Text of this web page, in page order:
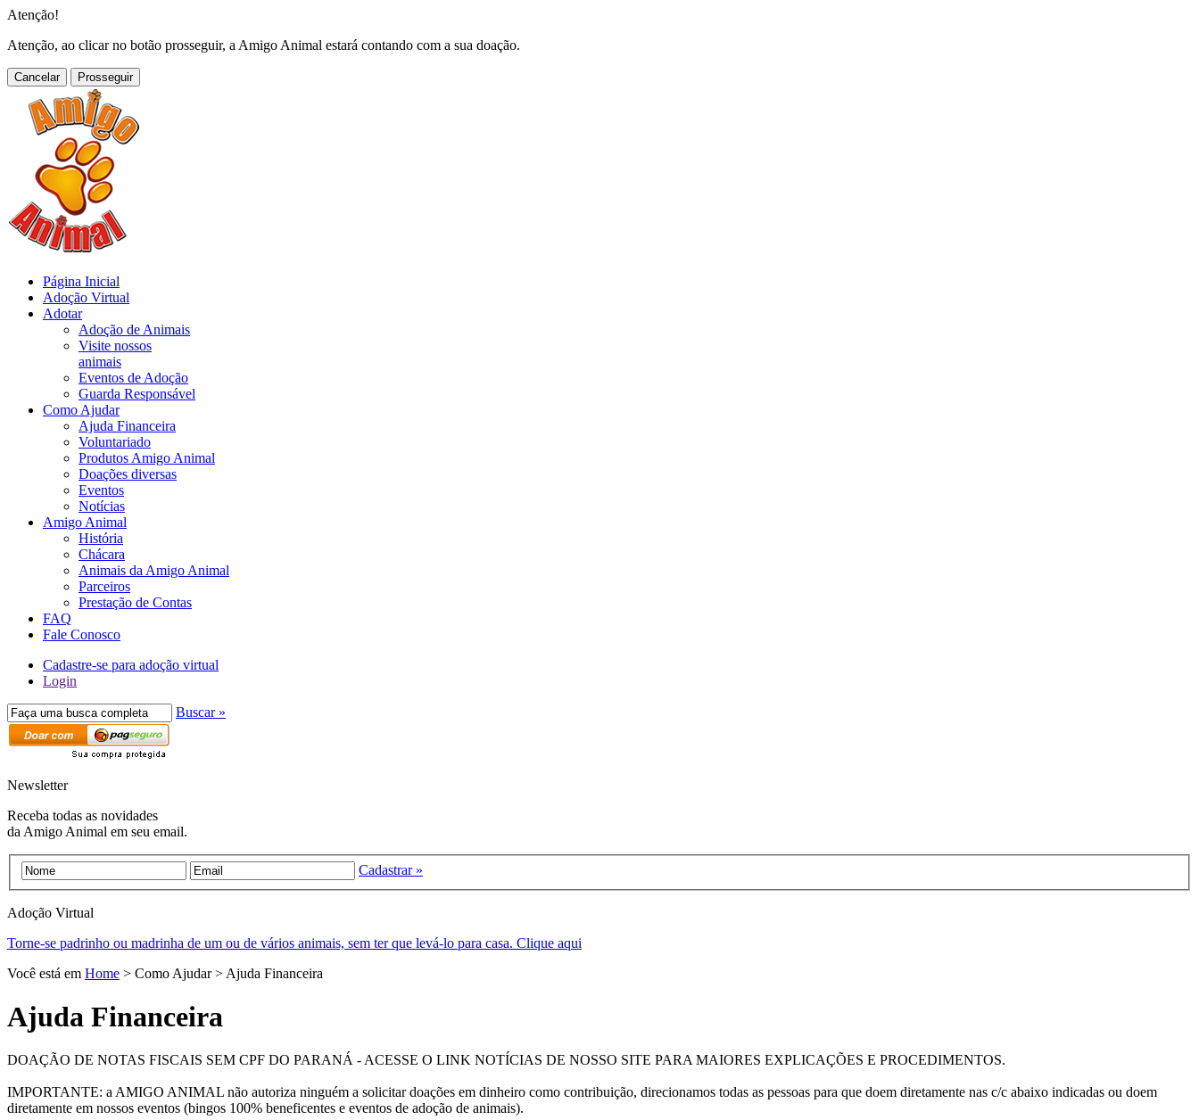
Atenção!
Atenção, ao clicar no botão prosseguir, a Amigo Animal estará contando com a sua doação.
Cancelar
Página Inicial
Adoção Virtual
Adotar
Adoção de Animais
Visite nossos
animais
Eventos de Adoção
Guarda Responsável
Como Ajudar
Ajuda Financeira
Voluntariado
Produtos Amigo Animal
Doações diversas
Eventos
Notícias
Amigo Animal
História
Chácara
Animais da Amigo Animal
Parceiros
Prestação de Contas
FAQ
Fale Conosco
Cadastre-se para adoção virtual
Login
Buscar »
Newsletter
Receba todas as novidades
da Amigo Animal em seu email.
Cadastrar »
Adoção Virtual
Torne-se padrinho ou madrinha de um ou de vários animais, sem ter que levá-lo para casa. Clique aqui
Você está em Home > Como Ajudar > Ajuda Financeira
Ajuda Financeira
DOAÇÃO DE NOTAS FISCAIS SEM CPF DO PARANÁ - ACESSE O LINK NOTÍCIAS DE NOSSO SITE PARA MAIORES EXPLICAÇÕES E PROCEDIMENTOS.
IMPORTANTE: a AMIGO ANIMAL não autoriza ninguém a solicitar doações em dinheiro como contribuição, direcionamos todas as pessoas para que doem diretamente nas c/c abaixo indicadas ou doem
diretamente em nossos eventos (bingos 100% beneficentes e eventos de adoção de animais).